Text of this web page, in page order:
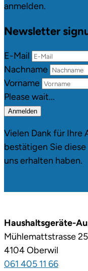
anmelden.
Newsletter
E-Mail
Nachname
Vorname
Please wait...
Anmelden
Vielen Dank für Ihre
bestätigen Sie
uns erhalten haben.
Haushaltsgeräte-
Mühlemattstrasse 25
4104 Oberwil
061 405 11 66